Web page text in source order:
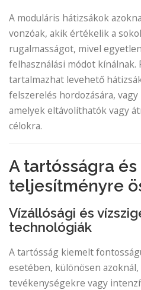
A moduláris hátizsákok
vonzóak, akik értékelik a
rugalmasságot, mivel
felhasználási módot kínálnak.
tartalmazhat levehető
felszerelés hordozására,
amelyek eltávolíthatók vagy
célokra.
A tartósságra és
teljesítményre
Vízállósági és
technológiák
A tartósság kiemelt
esetében, különösen
tevékenységekre vagy